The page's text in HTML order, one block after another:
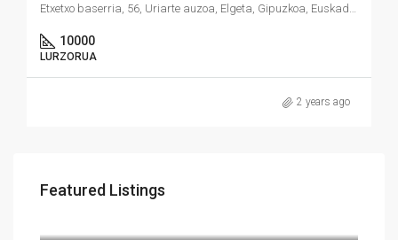
Etxetxo baserria, 56, Uriarte auzoa, Elgeta, Gipuzkoa, Euskadi, 20690, España
10000
LURZORUA
2 years ago
Featured Listings